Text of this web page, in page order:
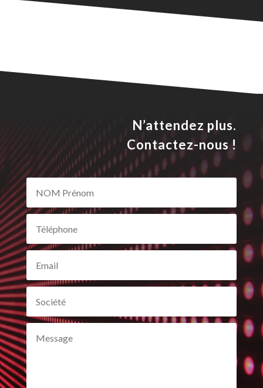
N’attendez plus.
Contactez-nous !